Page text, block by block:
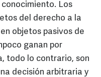
Los
del derecho a la
objetos pasivos de
ganan por
todo lo contrario, son
decisión arbitraria y